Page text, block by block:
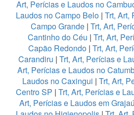
Art, Perícias e Laudos no
Laudos no Campo Belo | Trt, Art,
Campo Grande| Trt, Art,
Cantinho do Céu | Trt, Art,
Capão Redondo | Trt, Art,
Carandiru | Trt, Art, Perícias e
Art, Perícias e Laudos no
Laudos no Caxingui | Trt, Art,
Centro SP | Trt, Art, Perícias e
Art, Perícias e Laudos em Grajaú